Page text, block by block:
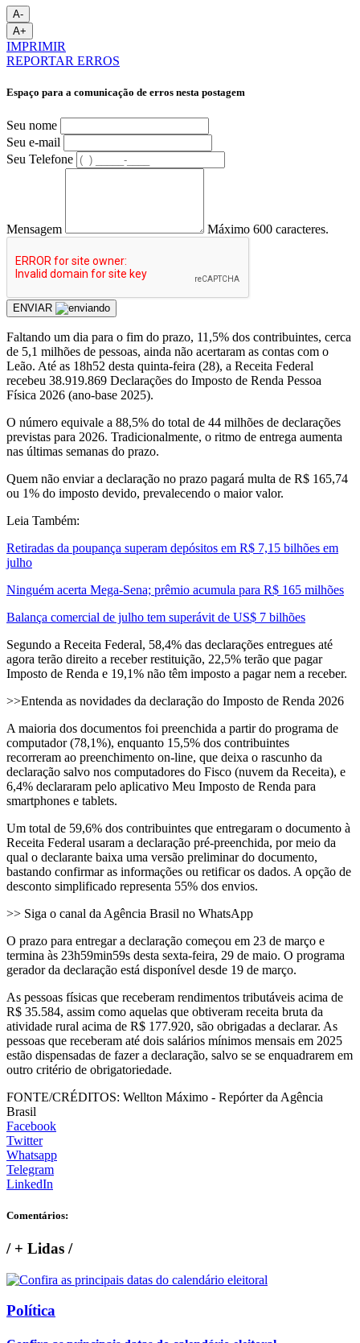
A-
A+
IMPRIMIR
REPORTAR ERROS
Espaço para a comunicação de erros nesta postagem
Seu nome
Seu e-mail
Seu Telefone
Mensagem Máximo 600 caracteres.
ENVIAR
Faltando um dia para o fim do prazo, 11,5% dos contribuintes, cerca
de 5,1 milhões de pessoas, ainda não acertaram as contas com o
Leão. Até as 18h52 desta quinta-feira (28), a Receita Federal
recebeu 38.919.869 Declarações do Imposto de Renda Pessoa
Física 2026 (ano-base 2025).
O número equivale a 88,5% do total de 44 milhões de declarações
previstas para 2026. Tradicionalmente, o ritmo de entrega aumenta
nas últimas semanas do prazo.
Quem não enviar a declaração no prazo pagará multa de R$ 165,74
ou 1% do imposto devido, prevalecendo o maior valor.
Leia Também:
Retiradas da poupança superam depósitos em R$ 7,15 bilhões em
julho
Ninguém acerta Mega-Sena; prêmio acumula para R$ 165 milhões
Balança comercial de julho tem superávit de US$ 7 bilhões
Segundo a Receita Federal, 58,4% das declarações entregues até
agora terão direito a receber restituição, 22,5% terão que pagar
Imposto de Renda e 19,1% não têm imposto a pagar nem a receber.
>>Entenda as novidades da declaração do Imposto de Renda 2026
A maioria dos documentos foi preenchida a partir do programa de
computador (78,1%), enquanto 15,5% dos contribuintes
recorreram ao preenchimento on-line, que deixa o rascunho da
declaração salvo nos computadores do Fisco (nuvem da Receita), e
6,4% declararam pelo aplicativo Meu Imposto de Renda para
smartphones e tablets.
Um total de 59,6% dos contribuintes que entregaram o documento à
Receita Federal usaram a declaração pré-preenchida, por meio da
qual o declarante baixa uma versão preliminar do documento,
bastando confirmar as informações ou retificar os dados. A opção de
desconto simplificado representa 55% dos envios.
>> Siga o canal da Agência Brasil no WhatsApp
O prazo para entregar a declaração começou em 23 de março e
termina às 23h59min59s desta sexta-feira, 29 de maio. O programa
gerador da declaração está disponível desde 19 de março.
As pessoas físicas que receberam rendimentos tributáveis acima de
R$ 35.584, assim como aquelas que obtiveram receita bruta da
atividade rural acima de R$ 177.920, são obrigadas a declarar. As
pessoas que receberam até dois salários mínimos mensais em 2025
estão dispensadas de fazer a declaração, salvo se se enquadrarem em
outro critério de obrigatoriedade.
FONTE/CRÉDITOS: Wellton Máximo - Repórter da Agência
Brasil
Facebook
Twitter
Whatsapp
Telegram
LinkedIn
Comentários:
/+ Lidas /
Política